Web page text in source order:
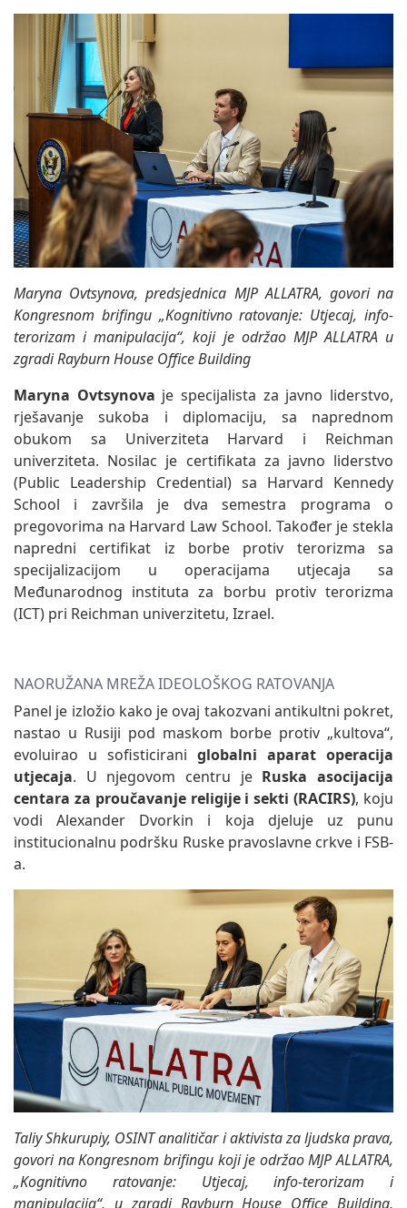
Maryna Ovtsynova, predsjednica MJP ALLATRA, govori na
Kongresnom brifingu „Kognitivno ratovanje: Utjecaj, info-
terorizam i manipulacija“, koji je održao MJP ALLATRA u
zgradi Rayburn House Office Building
Maryna Ovtsynova je specijalista za javno liderstvo,
rješavanje sukoba i diplomaciju, sa naprednom
obukom sa Univerziteta Harvard i Reichman
univerziteta. Nosilac je certifikata za javno liderstvo
(Public Leadership Credential) sa Harvard Kennedy
School i završila je dva semestra programa o
pregovorima na Harvard Law School. Također je stekla
napredni certifikat iz borbe protiv terorizma sa
specijalizacijom u operacijama utjecaja sa
Međunarodnog instituta za borbu protiv terorizma
(ICT) pri Reichman univerzitetu, Izrael.
NAORUŽANA MREŽA IDEOLOŠKOG RATOVANJA
Panel je izložio kako je ovaj takozvani antikultni pokret,
nastao u Rusiji pod maskom borbe protiv „kultova“,
evoluirao u sofisticirani globalni aparat operacija
utjecaja. U njegovom centru je Ruska asocijacija
centara za proučavanje religije i sekti (RACIRS), koju
vodi Alexander Dvorkin i koja djeluje uz punu
institucionalnu podršku Ruske pravoslavne crkve i FSB-
a.
Taliy Shkurupiy, OSINT analitičar i aktivista za ljudska prava,
govori na Kongresnom brifingu koji je održao MJP ALLATRA,
„Kognitivno ratovanje: Utjecaj, info-terorizam i
manipulacija“, u zgradi Rayburn House Office Building,